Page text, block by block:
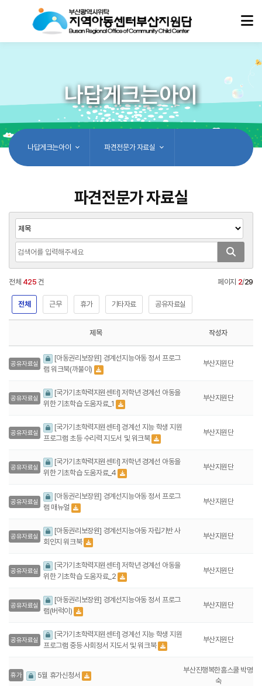
나답게크는아이
나답게크는아이 파견전문가 자료실
파견전문가 자료실
전체 425 건 페이지 2/29
전체 근무 휴가 기타자료 공유자료실
제목 작성자
공유자료실
[아동권리보장원] 경계선지능아동 정서 프로그
램 워크북(까불이)
부산지원단
공유자료실
[국가기초학력지원센터] 저학년 경계선 아동을
위한 기초학습 도움자료_1
부산지원단
공유자료실
[국가기초학력지원센터] 경계선 지능 학생 지원
프로그램 초등 수리력 지도서 및 워크북
부산지원단
공유자료실
[국가기초학력지원센터] 저학년 경계선 아동을
위한 기초학습 도움자료_4
부산지원단
공유자료실
[아동권리보장원] 경계선지능아동 정서 프로그
램 매뉴얼
부산지원단
공유자료실
[아동권리보장원] 경계선지능아동 자립기반 사
회인지 워크북
부산지원단
공유자료실
[국가기초학력지원센터] 저학년 경계선 아동을
위한 기초학습 도움자료_2
부산지원단
공유자료실
[아동권리보장원] 경계선지능아동 정서 프로그
램(버럭이)
부산지원단
공유자료실
[국가기초학력지원센터] 경계선 지능 학생 지원
프로그램 중등 사회정서 지도서 및 워크북
부산지원단
휴가 5월 휴가신청서
부산진행복한홈스쿨 박명
숙